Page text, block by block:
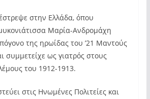
στην Ελλάδα, όπου
Μαρία-Ανδρομάχη
της ηρωίδας του ’21 Μαντούς
συμμετείχε ως γιατρός στους
του 1912-1913.
στις Ηνωμένες Πολιτείες και